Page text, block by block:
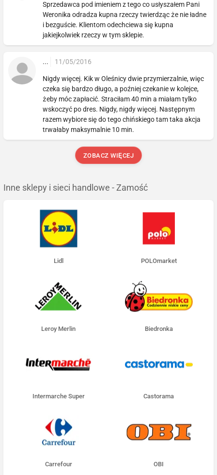
Sprzedawca pod imieniem z tego co usłyszałem Pani
Weronika odradza kupna rzeczy twierdząc że nie ładne
i bezguście. Klientom odechciewa się kupna
jakiejkolwiek rzeczy w tym sklepie.
... 11/05/2016
Nigdy więcej. Kik w Oleśnicy dwie przymierzalnie, więc
czeka się bardzo długo, a poźniej czekanie w kolejce,
żeby móc zapłacić. Straciłam 40 min a miałam tylko
wskoczyć po dres. Nigdy, nigdy więcej. Następnym
razem wybiore się do tego chińskiego tam taka akcja
trwałaby maksymalnie 10 min.
ZOBACZ WIĘCEJ
Inne sklepy i sieci handlowe - Zamość
Lidl POLOmarket
Leroy Merlin Biedronka
Intermarche Super Castorama
Carrefour OBI